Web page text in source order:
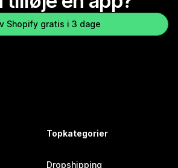
Shopify gratis i 3 dage
Topkategorier
Dropshipping